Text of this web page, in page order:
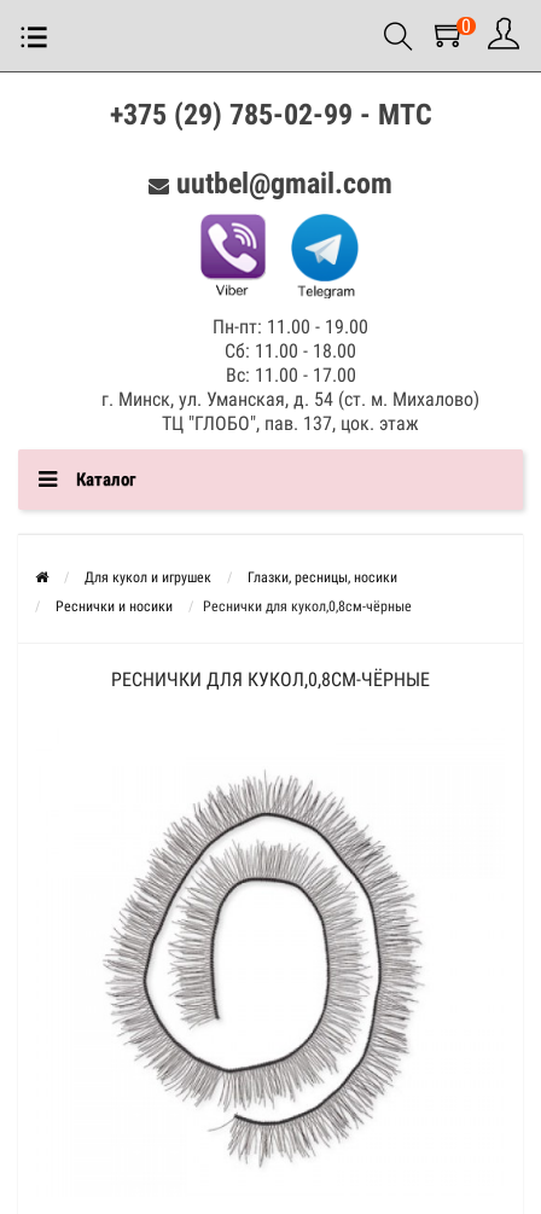
0
+375 (29) 785-02-99 - МТС
uutbel@gmail.com
Пн-пт: 11.00 - 19.00
Сб: 11.00 - 18.00
Вс: 11.00 - 17.00
г. Минск, ул. Уманская, д. 54 (ст. м. Михалово)
ТЦ "ГЛОБО", пав. 137, цок. этаж
Каталог
Для кукол и игрушек
Глазки, ресницы, носики
Реснички и носики
Реснички для кукол,0,8см-чёрные
РЕСНИЧКИ ДЛЯ КУКОЛ,0,8СМ-ЧЁРНЫЕ